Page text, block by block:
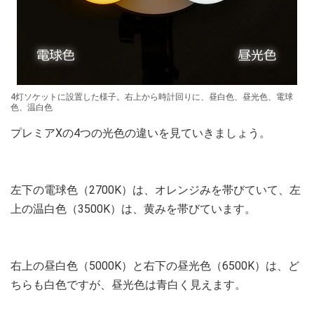
4灯ソケットに設置した様子。右上から時計回りに、昼白色、昼光色、電球
色、温白色
プレミアXの4つの光色の違いを見ていきましょう。
左下の電球色（2700K）は、オレンジみを帯びていて、左
上の温白色（3500K）は、黄みを帯びています。
右上の昼白色（5000K）と右下の昼光色（6500K）は、ど
ちらも白色ですが、昼光色は青白く見えます。